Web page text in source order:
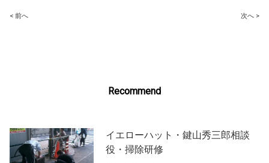
Post
< 前へ 次へ >
Recommend
イエローハット・鍵山秀三郎相談
役・掃除研修